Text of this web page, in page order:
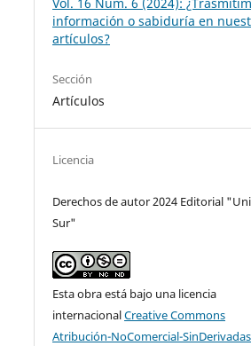
información o sabiduría en
artículos?
Sección
Artículos
Licencia
Derechos de autor 2024 Editorial
Sur"
Esta obra está bajo una licencia
internacionalCreative Commons
Atribución-NoComercial-